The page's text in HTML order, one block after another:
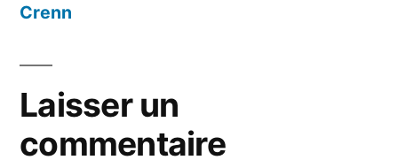
Crenn
Laisser un
commentaire